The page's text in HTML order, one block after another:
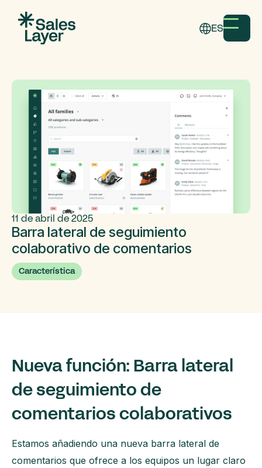
ES
11 de abril de 2025
Barra lateral de seguimiento
colaborativo de comentarios
Característica
Nueva función: Barra lateral
de seguimiento de
comentarios colaborativos
Estamos añadiendo una nueva barra lateral de
comentarios que ofrece a los equipos un lugar claro